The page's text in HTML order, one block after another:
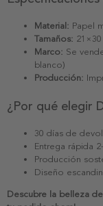
Material: Papel
Tamaños:
Marco: Se
blanco)
Producción:
¿Por qué elegir
30 días de
Entrega rápida
Producción
Diseño
Descubre la belleza